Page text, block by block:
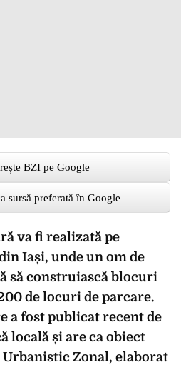
BZI pe Google
sursă preferată în Google
va fi realizată pe
Iași, unde un om de
să construiască blocuri
de locuri de parcare.
a fost publicat recent de
locală și are ca obiect
Zonal, elaborat